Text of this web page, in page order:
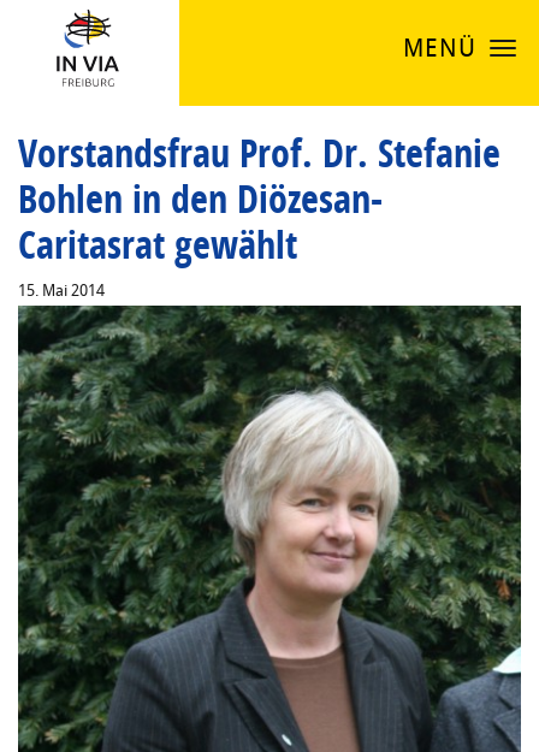
MENÜ
Vorstandsfrau Prof. Dr. Stefanie
Bohlen in den Diözesan-
Caritasrat gewählt
15. Mai 2014